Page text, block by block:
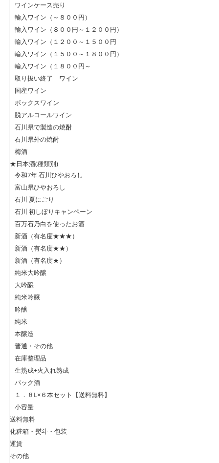
ワインケース売り
輸入ワイン（～８００円）
輸入ワイン（８００円～１２００円）
輸入ワイン（１２００～１５００円
輸入ワイン（１５００～１８００円）
輸入ワイン（１８００円～
取り扱い終了 ワイン
国産ワイン
ボックスワイン
脱アルコールワイン
石川県で製造の焼酎
石川県外の焼酎
梅酒
★日本酒(種類別)
令和7年 石川ひやおろし
富山県ひやおろし
石川 夏にごり
石川 初しぼりキャンペーン
百万石乃白を使ったお酒
新酒（有名度★★★）
新酒（有名度★★）
新酒（有名度★）
純米大吟醸
大吟醸
純米吟醸
吟醸
純米
本醸造
普通・その他
在庫整理品
生熟成+火入れ熟成
パック酒
１．８L×６本セット【送料無料】
小容量
送料無料
化粧箱・熨斗・包装
運賃
その他